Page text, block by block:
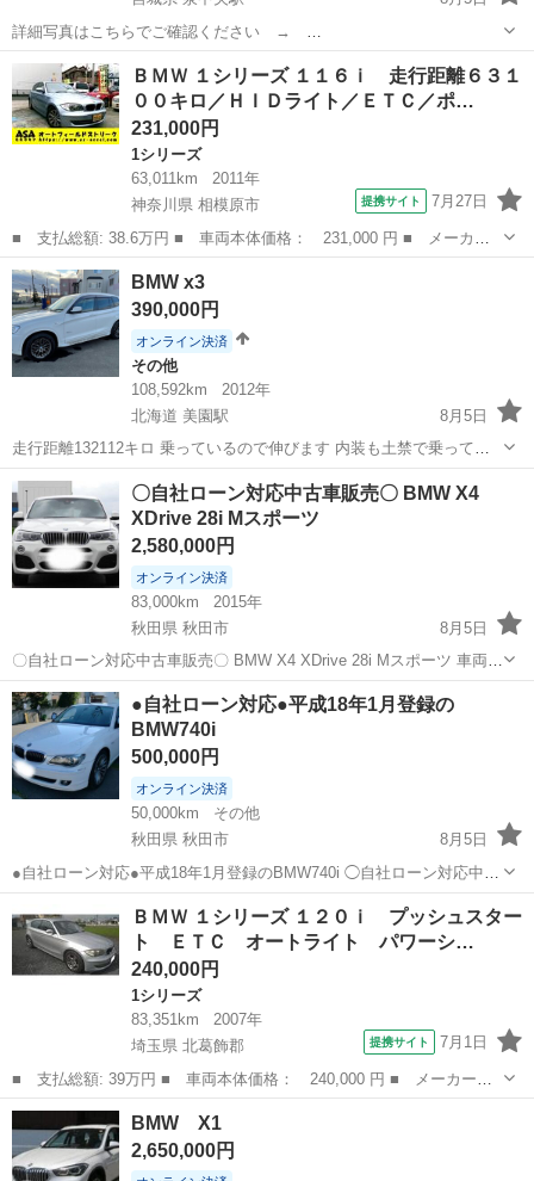
詳細写真はこちらでご確認ください →
https://photos.app.goo.gl/PhcnQVHFdbGvUSsZ7 BMW.Z4（E85）オ
ープンカーです。とても気持ちよく走れます。 幌はボタン操作の電動
式です...
宮城 仙台市
ＢＭＷ １シリーズ １１６ｉ 走行距離６３１
００キロ／ＨＩＤライト／ＥＴＣ／ポ…
231,000円
1シリーズ
63,011km
2011年
神奈川県 相模原市
提携サイト 7月27日
■ 支払総額: 38.6万円 ■ 車両本体価格： 231,000 円 ■ メーカー
名： ＢＭＷ ■ 車種名： １シリーズ ■ グレード名： １１６
ｉ 走行距離６３１００キロ／ＨＩＤライト／ＥＴＣ／ポータブルナ
ビ ■ 排気量...
神奈川 相模原市
BMW x3
390,000円
オンライン決済
その他
108,592km
2012年
北海道 美園駅
8月5日
走行距離132112キロ 乗っているので伸びます 内装も土禁で乗ってい
るので綺麗めです 外装もぶつけた跡などもなく綺麗なほうかとおもい
ます！ 小傷はあります 車検は25年10月取って 新品のバッテリーに変
えました 車幅...
北海道 札幌市 美園駅 その他 走行距離
〇自社ローン対応中古車販売〇 BMW X4
XDrive 28i Mスポーツ
2,580,000円
オンライン決済
83,000km
2015年
秋田県 秋田市
8月5日
〇自社ローン対応中古車販売〇 BMW X4 XDrive 28i Mスポーツ 車両本
体価格：2,580,000円 メーカー名：BMW 車種名：BMW X4 XDrive 28i
Mスポーツ 排気量：2...
秋田 秋田市 BMW 車両
●自社ローン対応●平成18年1月登録の
BMW740i
500,000円
オンライン決済
50,000km
その他
秋田県 秋田市
8月5日
●自社ローン対応●平成18年1月登録のBMW740i ◯自社ローン対応中古
車販売◯ ☆どなたでもローン対応可能☆ １、勤続年
数の短い方や自営業の方 ２、パートをされる主婦の方や派遣社員の方
車両
ＢＭＷ １シリーズ １２０ｉ プッシュスター
ト ＥＴＣ オートライト パワーシ…
240,000円
1シリーズ
83,351km
2007年
埼玉県 北葛飾郡
提携サイト 7月1日
■ 支払総額: 39万円 ■ 車両本体価格： 240,000 円 ■ メーカー
名： ＢＭＷ ■ 車種名： １シリーズ ■ グレード名： １２０
ｉ プッシュスタート ＥＴＣ オートライト パワーシート 純正
アルミホイール 革...
埼玉 北葛飾郡
BMW X1
2,650,000円